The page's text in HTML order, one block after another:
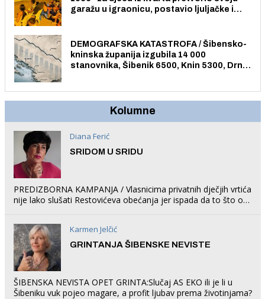
garažu u igraonicu, postavio ljuljačke i
DEMOGRAFSKA KATASTROFA / Šibensko-
kninska županija izgubila 14 000
stanovnika, Šibenik 6500, Knin 5300, Drniš
Kolumne
Diana Ferić
SRIDOM U SRIDU
PREDIZBORNA KAMPANJA / Vlasnicima privatnih dječjih vrtića
nije lako slušati Restovićeva obećanja jer ispada da to što oni
Karmen Jelčić
GRINTANJA ŠIBENSKE NEVISTE
ŠIBENSKA NEVISTA OPET GRINTA:Slučaj AS EKO ili je li u
Šibeniku vuk pojeo magare, a profit ljubav prema životinjama?